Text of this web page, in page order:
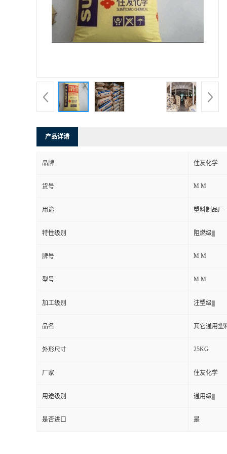
产品详请
品牌 住友化学
货号 M M
用途 塑料制品厂
特性级别 阻燃级|||
牌号 M M
型号 M M
加工级别 注塑级|||
品名 其它通用塑
外形尺寸 25KG
厂家 住友化学
用途级别 通用级|||
是否进口 是